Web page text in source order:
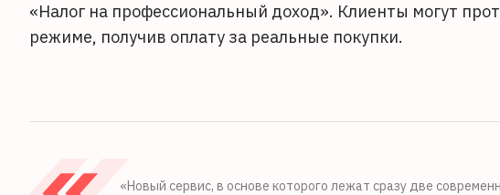
«Налог на профессиональный доход». Клиенты могут
режиме, получив оплату за реальные покупки.
«Новый сервис, в основе которого лежат сразу две